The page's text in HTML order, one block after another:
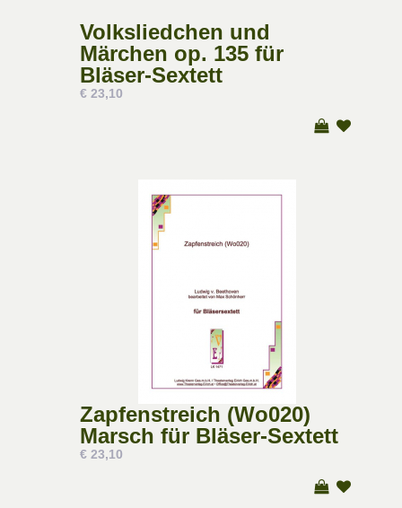
Volksliedchen und
Märchen op. 135 für
Bläser-Sextett
€ 23,10
Zapfenstreich (Wo020)
Marsch für Bläser-Sextett
€ 23,10